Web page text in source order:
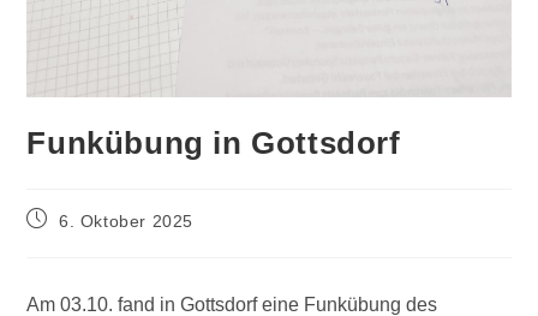
Funkübung in Gottsdorf
Post6. Oktober 2025
Am 03.10. fand in Gottsdorf eine Funkübung des